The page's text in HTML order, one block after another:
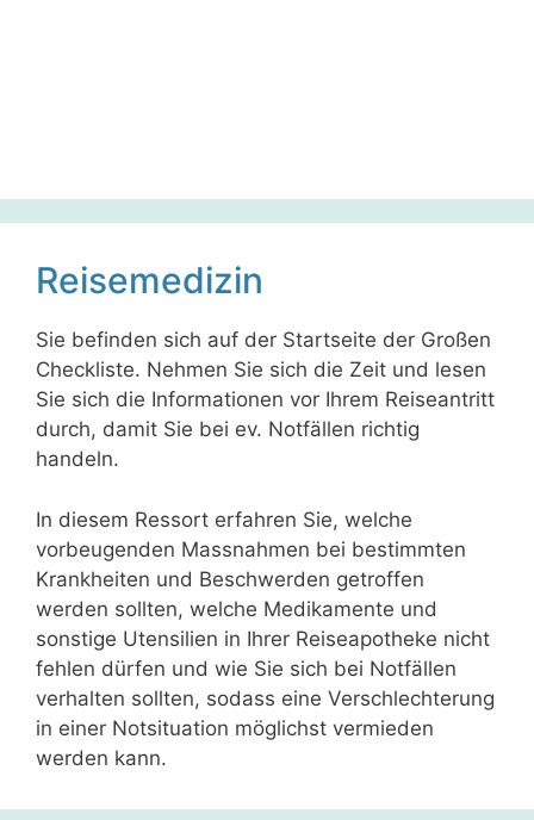
Reisemedizin
Sie befinden sich auf der Startseite der Großen
Checkliste. Nehmen Sie sich die Zeit und lesen
Sie sich die Informationen vor Ihrem Reiseantritt
durch, damit Sie bei ev. Notfällen richtig
handeln.
In diesem Ressort erfahren Sie, welche
vorbeugenden Massnahmen bei bestimmten
Krankheiten und Beschwerden getroffen
werden sollten, welche Medikamente und
sonstige Utensilien in Ihrer Reiseapotheke nicht
fehlen dürfen und wie Sie sich bei Notfällen
verhalten sollten, sodass eine Verschlechterung
in einer Notsituation möglichst vermieden
werden kann.